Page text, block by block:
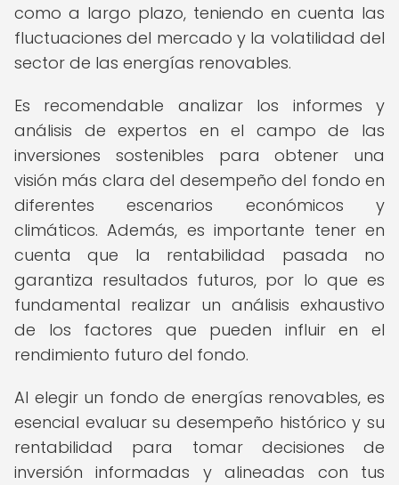
como a largo plazo, teniendo en cuenta las
fluctuaciones del mercado y la volatilidad del
sector de las energías renovables.
Es recomendable analizar los informes y
análisis de expertos en el campo de las
inversiones sostenibles para obtener una
visión más clara del desempeño del fondo en
diferentes escenarios económicos y
climáticos. Además, es importante tener en
cuenta que la rentabilidad pasada no
garantiza resultados futuros, por lo que es
fundamental realizar un análisis exhaustivo
de los factores que pueden influir en el
rendimiento futuro del fondo.
Al elegir un fondo de energías renovables, es
esencial evaluar su desempeño histórico y su
rentabilidad para tomar decisiones de
inversión informadas y alineadas con tus